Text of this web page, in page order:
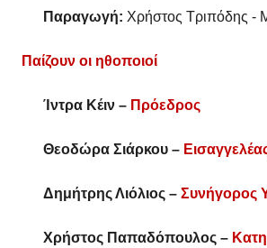
Παραγωγή: Χρήστος Τριπόδης -
Παίζουν οι ηθοποιοί
Ίντρα Κέιν – Πρόεδρος
Θεοδώρα Σιάρκου –
Δημήτρης Λιόλιος – Συνήγορος
Χρήστος Παπαδόπουλος –